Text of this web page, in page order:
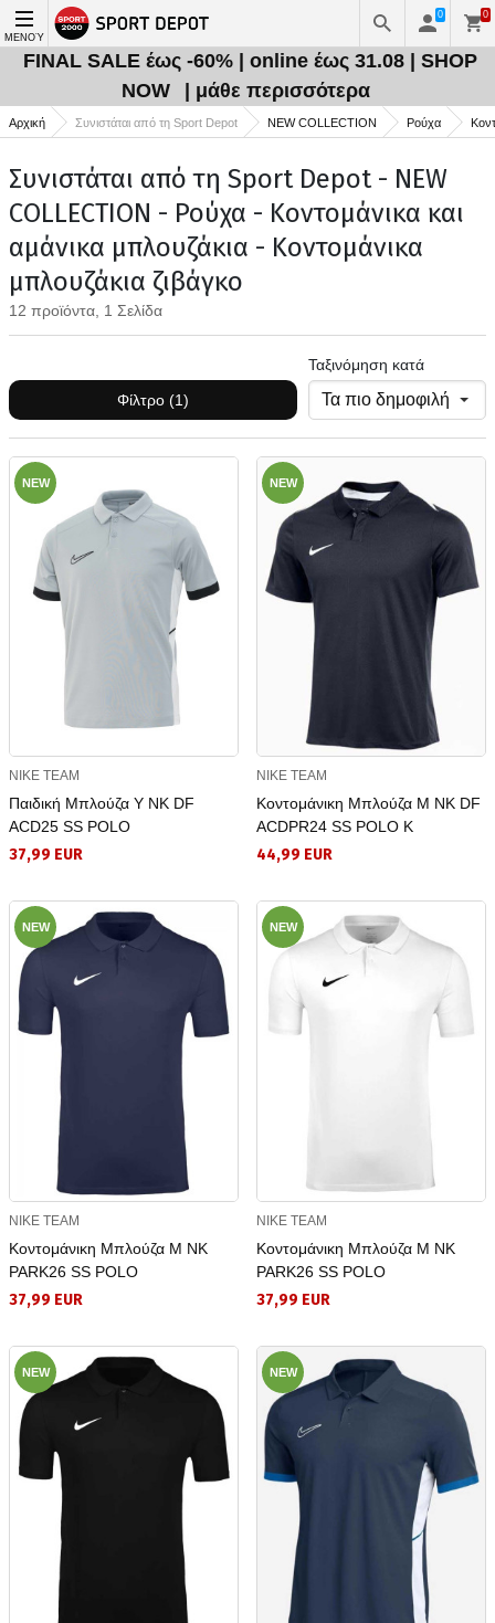
ΜΕΝΟΎ
0 0
FINAL SALE έως -60% | online έως 31.08 | SHOP
NOW
| μάθε περισσότερα
Αρχική Συνιστάται από τη Sport Depot NEW COLLECTION Ρούχα
Συνιστάται από τη Sport Depot - NEW
COLLECTION - Ρούχα - Κοντομάνικα και
αμάνικα μπλουζάκια - Κοντομάνικα
μπλουζάκια ζιβάγκο
12 προϊόντα, 1 Σελίδα
Φίλτρο (1)
Ταξινόμηση κατά
NEW
NIKE TEAM
Παιδική Μπλούζα Y NK DF
ACD25 SS POLO
37,99 EUR
NEW
NIKE TEAM
Κοντομάνικη Μπλούζα M NK DF
ACDPR24 SS POLO K
44,99 EUR
NEW
NIKE TEAM
Κοντομάνικη Μπλούζα M NK
PARK26 SS POLO
37,99 EUR
NEW
NIKE TEAM
Κοντομάνικη Μπλούζα M NK
PARK26 SS POLO
37,99 EUR
NEW NEW